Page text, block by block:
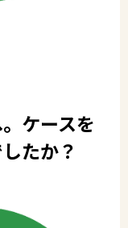
ケースを
たか？